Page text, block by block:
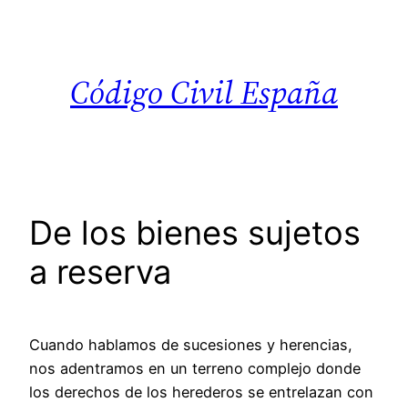
Código Civil España
De los bienes sujetos
a reserva
Cuando hablamos de sucesiones y herencias,
nos adentramos en un terreno complejo donde
los derechos de los herederos se entrelazan con